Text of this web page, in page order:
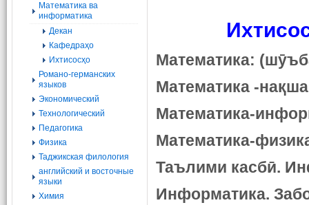
Mатематика ва
информатика
Декан
Кафедраҳо
Ихтисосҳо
Романо-германских
языков
Экономический
Технологический
Педагогика
Физика
Таджикская филология
английский и восточные
языки
Химия
Математика:
Математика -
Математика-
Математика-
Таълими касбӣ.
Информатика.